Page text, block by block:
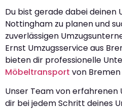
Du bist gerade dabei deinen
Nottingham zu planen und
zuverlässigen
Ernst Umzugsservice aus
bieten dir professionelle
Möbeltransport von
Unser Team von
dir bei jedem Schritt deines